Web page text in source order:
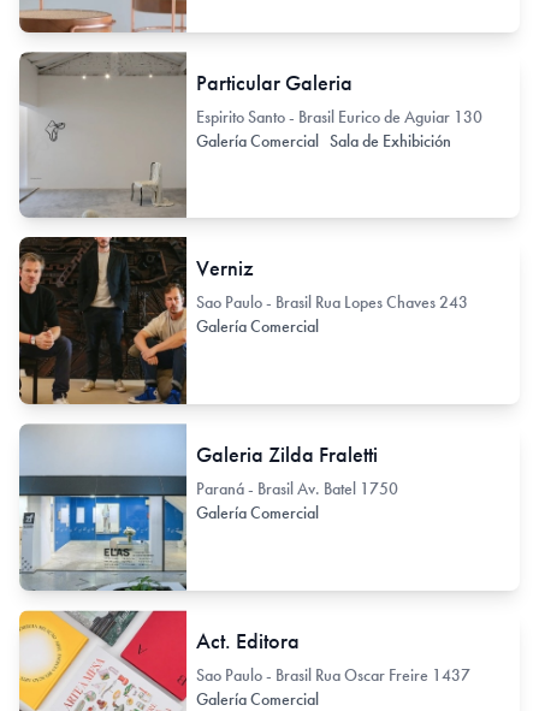
Particular Galeria
Espirito Santo - Brasil Eurico de Aguiar 130
Galería Comercial Sala de Exhibición
Verniz
Sao Paulo - Brasil Rua Lopes Chaves 243
Galería Comercial
Galeria Zilda Fraletti
Paraná - Brasil Av. Batel 1750
Galería Comercial
Act. Editora
Sao Paulo - Brasil Rua Oscar Freire 1437
Galería Comercial